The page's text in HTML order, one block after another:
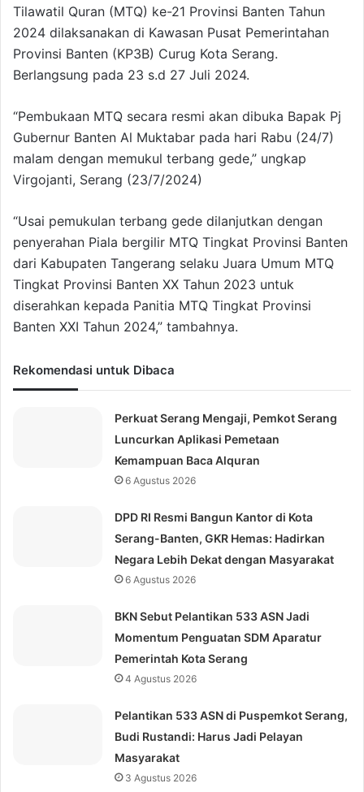
Tilawatil Quran (MTQ) ke-21 Provinsi Banten Tahun
2024 dilaksanakan di Kawasan Pusat Pemerintahan
Provinsi Banten (KP3B) Curug Kota Serang.
Berlangsung pada 23 s.d 27 Juli 2024.
“Pembukaan MTQ secara resmi akan dibuka Bapak Pj
Gubernur Banten Al Muktabar pada hari Rabu (24/7)
malam dengan memukul terbang gede,” ungkap
Virgojanti, Serang (23/7/2024)
“Usai pemukulan terbang gede dilanjutkan dengan
penyerahan Piala bergilir MTQ Tingkat Provinsi Banten
dari Kabupaten Tangerang selaku Juara Umum MTQ
Tingkat Provinsi Banten XX Tahun 2023 untuk
diserahkan kepada Panitia MTQ Tingkat Provinsi
Banten XXI Tahun 2024,” tambahnya.
Rekomendasi untuk Dibaca
Perkuat Serang Mengaji, Pemkot Serang
Luncurkan Aplikasi Pemetaan
Kemampuan Baca Alquran
6 Agustus 2026
DPD RI Resmi Bangun Kantor di Kota
Serang-Banten, GKR Hemas: Hadirkan
Negara Lebih Dekat dengan Masyarakat
6 Agustus 2026
BKN Sebut Pelantikan 533 ASN Jadi
Momentum Penguatan SDM Aparatur
Pemerintah Kota Serang
4 Agustus 2026
Pelantikan 533 ASN di Puspemkot Serang,
Budi Rustandi: Harus Jadi Pelayan
Masyarakat
3 Agustus 2026